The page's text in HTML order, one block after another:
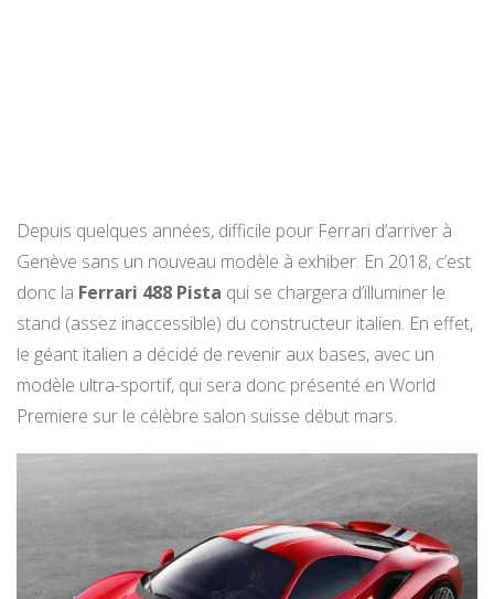
Depuis quelques années, difficile pour Ferrari d’arriver à
Genève sans un nouveau modèle à exhiber. En 2018, c’est
donc la Ferrari 488 Pista qui se chargera d’illuminer le
stand (assez inaccessible) du constructeur italien. En effet,
le géant italien a décidé de revenir aux bases, avec un
modèle ultra-sportif, qui sera donc présenté en World
Premiere sur le célèbre salon suisse début mars.